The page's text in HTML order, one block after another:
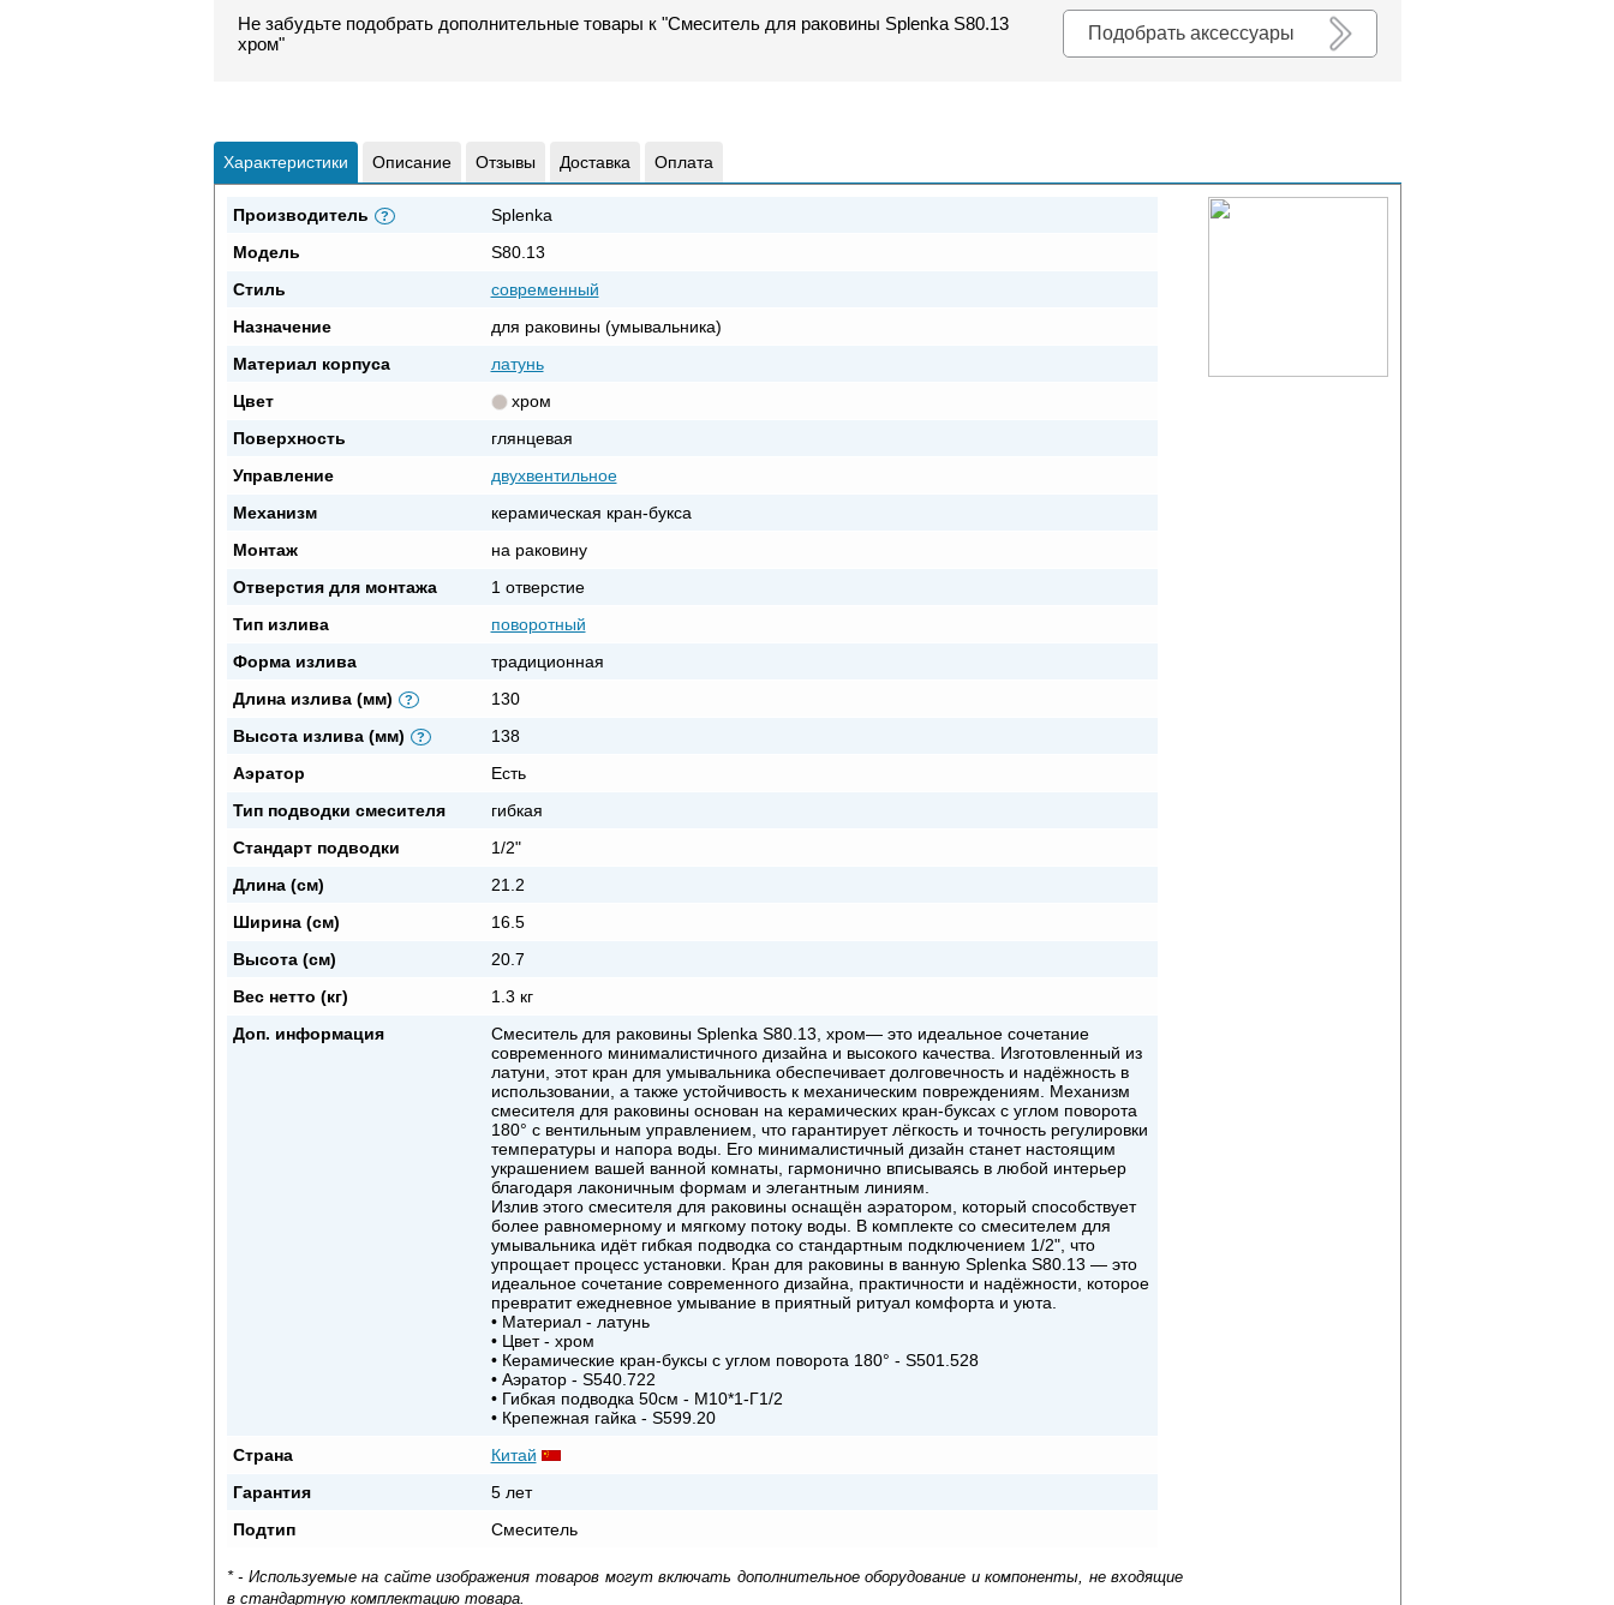
Подобрать аксессуары
Не забудьте подобрать дополнительные товары к "Смеситель для раковины Splenka S80.13
хром"
Характеристики Описание Отзывы Доставка Оплата
Производитель ?
Splenka
Модель
S80.13
Стиль
современный
Назначение
для раковины (умывальника)
Материал корпуса
латунь
Цвет
хром
Поверхность
глянцевая
Управление
двухвентильное
Механизм
керамическая кран-букса
Монтаж
на раковину
Отверстия для монтажа
1 отверстие
Тип излива
поворотный
Форма излива
традиционная
Длина излива (мм)
?
130
Высота излива (мм)
?
138
Аэратор
Eсть
Тип подводки смесителя
гибкая
Стандарт подводки
1/2"
Длина (см)
21.2
Ширина (см)
16.5
Высота (см)
20.7
Вес нетто (кг)
1.3 кг
Доп. информация
Смеситель для раковины Splenka S80.13, хром— это идеальное сочетание
современного минималистичного дизайна и высокого качества. Изготовленный из
латуни, этот кран для умывальника обеспечивает долговечность и надёжность в
использовании, а также устойчивость к механическим повреждениям. Механизм
смесителя для раковины основан на керамических кран-буксах с углом поворота
180° с вентильным управлением, что гарантирует лёгкость и точность регулировки
температуры и напора воды. Его минималистичный дизайн станет настоящим
украшением вашей ванной комнаты, гармонично вписываясь в любой интерьер
благодаря лаконичным формам и элегантным линиям.
Излив этого смесителя для раковины оснащён аэратором, который способствует
более равномерному и мягкому потоку воды. В комплекте со смесителем для
умывальника идёт гибкая подводка со стандартным подключением 1/2", что
упрощает процесс установки. Кран для раковины в ванную Splenka S80.13 — это
идеальное сочетание современного дизайна, практичности и надёжности, которое
превратит ежедневное умывание в приятный ритуал комфорта и уюта.
• Материал - латунь
• Цвет - хром
• Керамические кран-буксы с углом поворота 180° - S501.528
• Аэратор - S540.722
• Гибкая подводка 50см - M10*1-Г1/2
• Крепежная гайка - S599.20
Страна
Китай
Гарантия
5 лет
Подтип
Смеситель
* - Используемые на сайте изображения товаров могут включать дополнительное оборудование и компоненты, не входящие
в стандартную комплектацию товара.